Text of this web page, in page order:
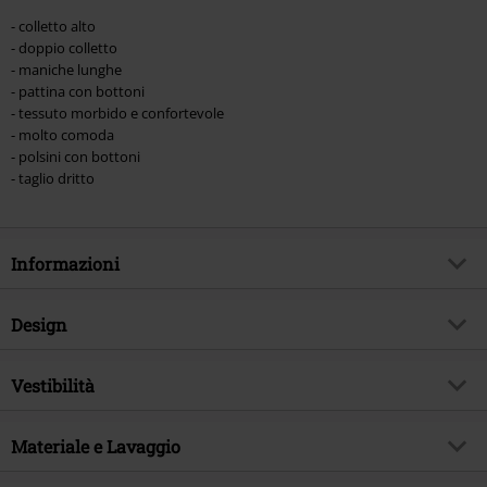
- colletto alto
- doppio colletto
- maniche lunghe
- pattina con bottoni
- tessuto morbido e confortevole
- molto comoda
- polsini con bottoni
- taglio dritto
Informazioni
Codice articolo
Brand
Design
Tipologia prodotto
Scollo
Vestibilità
Vestibilità/Top
Materiale e Lavaggio